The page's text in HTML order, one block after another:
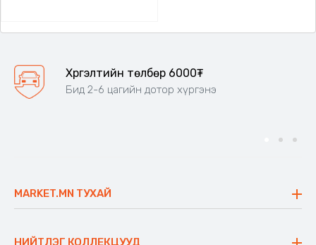
Хүргэлтийн төлбөр 6000₮
Бид 2-6 цагийн дотор хүргэнэ
MARKET.MN ТУХАЙ
Үнэт зүйлс
НИЙТЛЭГ КОЛЛЕКЦУУД